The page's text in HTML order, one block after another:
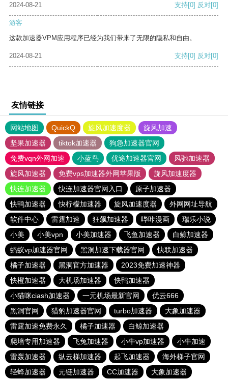
2024-08-21
支持[0] 反对[0]
游客
这款加速器VPM应用程序已经为我们带来了无限的隐私和自由。
2024-08-21 支持[0] 反对[0]
友情链接
网站地图 QuickQ 旋风加速度器
旋风加速
坚果加速器
tiktok加速器
狗急加速器官网
免费vqn外网加速
小蓝鸟 优途加速器官网
风驰加速器
旋风加速器
免费vps加速器外网苹果版
旋风加速度器
快连加速器
快连加速器官网入口
原子加速器
快鸭加速器
快柠檬加速器 旋风加速度器
外网网址导航
软件中心
雷霆加速 狂飙加速器 哔咔漫画
瑞乐小说
小美
小美vpn 小美加速器 飞鱼加速器
白鲸加速器
蚂蚁vp加速器官网
黑洞加速下载器官网
快联加速器
橘子加速器
黑洞官方加速器
2023免费加速神器
快橙加速器
大机场加速器
快鸭加速器
小猫咪ciash加速器
一元机场最新官网
优云666
黑洞官网
猎豹加速器官网 turbo加速器
大象加速器
雷霆加速免费永久
橘子加速器
白鲸加速器
爬墙专用加速器
飞兔加速器 小牛vp加速器
小牛加速
雷轰加速器
纵云梯加速器 起飞加速器
海外梯子官网
轻蜂加速器
元链加速器 CC加速器 大象加速器